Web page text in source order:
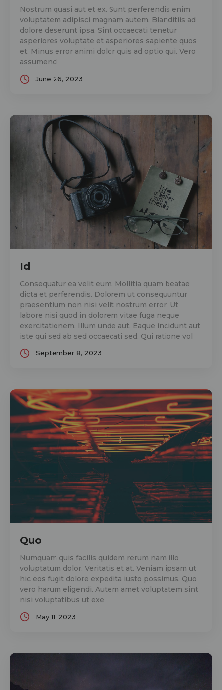
Nostrum quasi aut et ex. Sunt perferendis enim
voluptatem adipisci magnam autem. Blanditiis ad
dolore deserunt ipsa. Sint occaecati tenetur
asperiores voluptate et asperiores sapiente quos
et. Minus error animi dolor quis ad optio qui. Vero
assumend
June 26, 2023
Id
Consequatur ea velit eum. Mollitia quam beatae
dicta et perferendis. Dolorem ut consequuntur
praesentium non nisi velit nostrum error. Ut
labore nisi quod in dolorem vitae fuga neque
exercitationem. Illum unde aut. Eaque incidunt aut
iste qui sed ab sed occaecati sed. Qui ratione vol
September 8, 2023
Quo
Numquam quis facilis quidem rerum nam illo
voluptatum dolor. Veritatis et at. Veniam ipsam ut
hic eos fugit dolore expedita iusto possimus. Quo
vero harum eligendi. Autem amet voluptatem sint
nisi voluptatibus ut exe
May 11, 2023